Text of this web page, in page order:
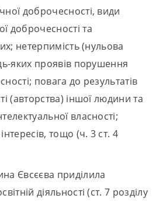
доброчесності, види
доброчесності та
нетерпимість (нульова
яких проявів порушення
повага до результатів
(авторства) іншої людини та
власності;
тощо (ч. 3 ст. 4
Євсєєва приділила
діяльності (ст. 7 розділу